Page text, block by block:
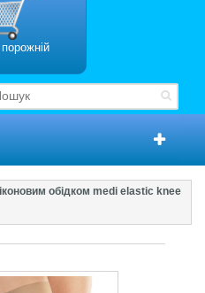
обідком medi elastic knee